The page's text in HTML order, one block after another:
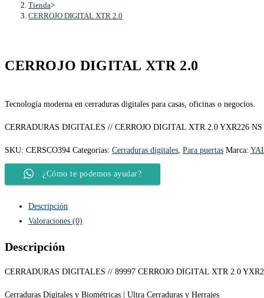
Tienda>
CERROJO DIGITAL XTR 2.0
CERROJO DIGITAL XTR 2.0
Tecnología moderna en cerraduras digitales para casas, oficinas o negocios.
CERRADURAS DIGITALES // CERROJO DIGITAL XTR 2.0 YXR226 NS
SKU: CERSCO394 Categorías: Cerraduras digitales Para puertas Marca:
¿Cómo te podemos ayudar?
Descripción
Valoraciones (0)
Descripción
CERRADURAS DIGITALES // 89997 CERROJO DIGITAL XTR 2.0
Cerraduras Digitales y Biométricas | Ultra Cerraduras y Herrajes